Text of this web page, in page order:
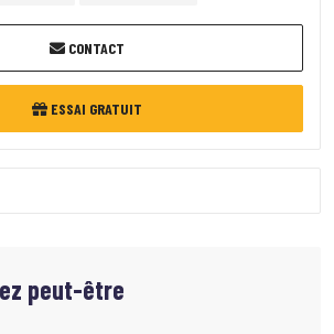
CONTACT
ESSAI GRATUIT
peut-être